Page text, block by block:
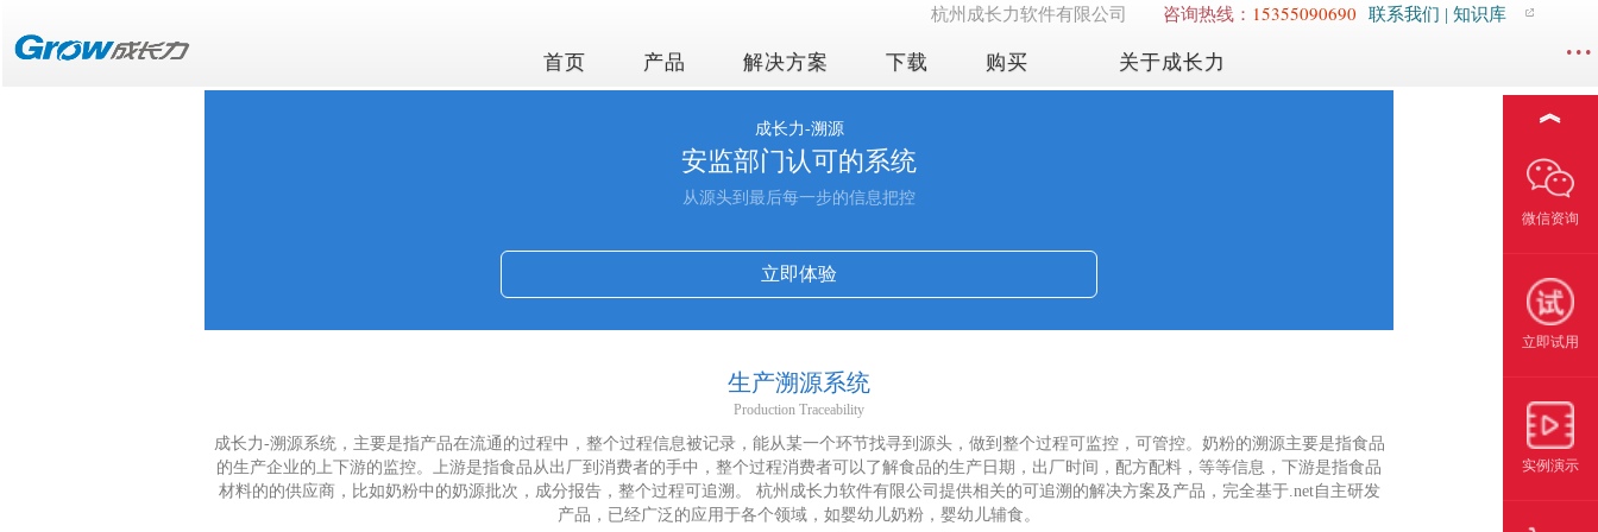
杭州成长力软件有限公司 咨询热线： 15355090690 联系我们 | 知识库
首页 产品 解决方案 下载 购买 关于成长力
...
︽
微信资询
立即试用
实例演示
成长力-溯源
安监部门认可的系统
从源头到最后每一步的信息把控
立即体验
生产溯源系统
Production Traceability
成长力-溯源系统，主要是指产品在流通的过程中，整个过程信息被记录，能从某一个环节找寻到源头，做到整个过程可监控，可管控。奶粉的溯源主要是指食品
的生产企业的上下游的监控。上游是指食品从出厂到消费者的手中，整个过程消费者可以了解食品的生产日期，出厂时间，配方配料，等等信息，下游是指食品
材料的的供应商，比如奶粉中的奶源批次，成分报告，整个过程可追溯。 杭州成长力软件有限公司提供相关的可追溯的解决方案及产品，完全基于.net自主研发
产品，已经广泛的应用于各个领域，如婴幼儿奶粉，婴幼儿辅食。